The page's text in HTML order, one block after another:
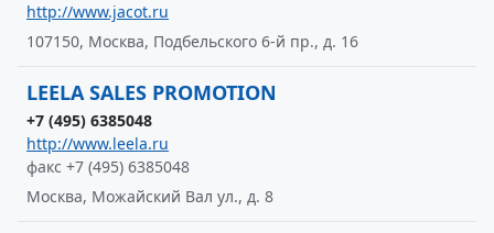
http://www.jacot.ru
107150, Москва, Подбельского 6-й пр., д. 16
LEELA SALES PROMOTION
+7 (495) 6385048
http://www.leela.ru
факс +7 (495) 6385048
Москва, Можайский Вал ул., д. 8